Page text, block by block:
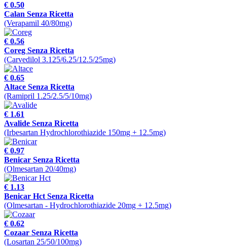
€ 0.50
Calan Senza Ricetta
(Verapamil 40/80mg)
€ 0.56
Coreg Senza Ricetta
(Carvedilol 3.125/6.25/12.5/25mg)
€ 0.65
Altace Senza Ricetta
(Ramipril 1.25/2.5/5/10mg)
€ 1.61
Avalide Senza Ricetta
(Irbesartan Hydrochlorothiazide 150mg + 12.5mg)
€ 0.97
Benicar Senza Ricetta
(Olmesartan 20/40mg)
€ 1.13
Benicar Hct Senza Ricetta
(Olmesartan - Hydrochlorothiazide 20mg + 12.5mg)
€ 0.62
Cozaar Senza Ricetta
(Losartan 25/50/100mg)